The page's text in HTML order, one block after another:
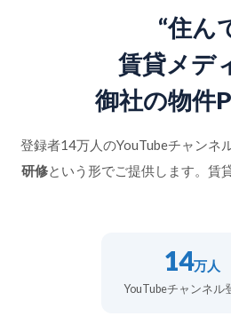
“住ん
賃貸メデ
御社の物件
登録者14万人のYouTubeチャンネ
研修という形でご提供します。賃
14万人
YouTubeチャンネル